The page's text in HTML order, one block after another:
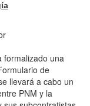
formalizado una
de
llevará a cabo un
PNM y la